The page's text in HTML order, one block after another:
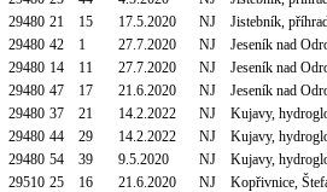
29480 21 15 17.5.2020 NJ
Jistebník,
29480 42 1 27.7.2020 NJ
Jeseník nad
29480 14 11 27.7.2020 NJ
Jeseník nad
29480 47 17 21.6.2020 NJ
Jeseník nad
29480 37 21 14.2.2022 NJ
Kujavy,
29480 44 29 14.2.2022 NJ
Kujavy,
29480 54 39 9.5.2020 NJ
Kujavy,
29510 25 16 21.6.2020 NJ
Kopřivnice,